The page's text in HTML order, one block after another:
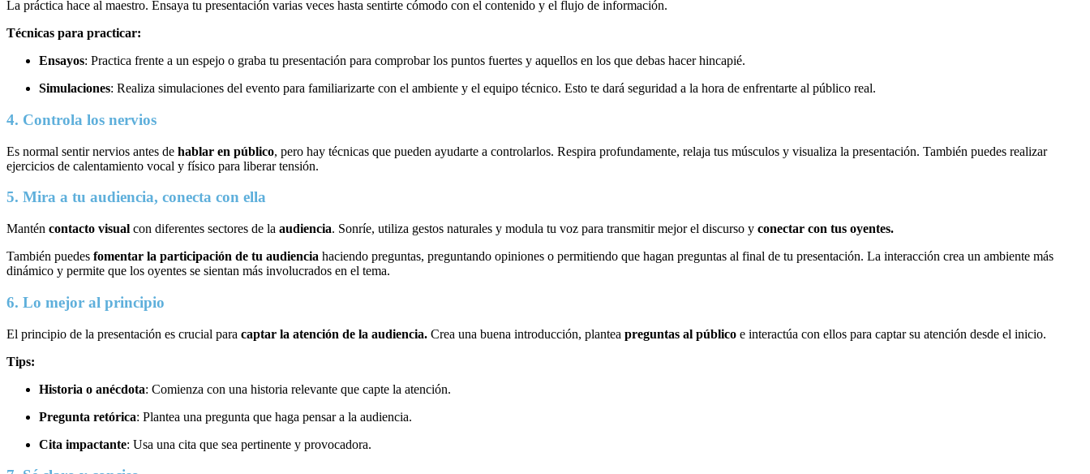
La práctica hace al maestro. Ensaya tu presentación varias veces hasta sentirte cómodo con el contenido y el flujo de información.
Técnicas para practicar:
Ensayos: Practica frente a un espejo o graba tu presentación para comprobar los puntos fuertes y aquellos en los que debas hacer hincapié.
Simulaciones: Realiza simulaciones del evento para familiarizarte con el ambiente y el equipo técnico. Esto te dará seguridad a la hora de enfrentarte al público real.
4. Controla los nervios
Es normal sentir nervios antes de hablar en público, pero hay técnicas que pueden ayudarte a controlarlos. Respira profundamente, relaja tus músculos y visualiza la presentación. También puedes realizar
ejercicios de calentamiento vocal y físico para liberar tensión.
5. Mira a tu audiencia, conecta con ella
Mantén contacto visual con diferentes sectores de la audiencia. Sonríe, utiliza gestos naturales y modula tu voz para transmitir mejor el discurso y conectar con tus oyentes.
También puedes fomentar la participación de tu audiencia haciendo preguntas, preguntando opiniones o permitiendo que hagan preguntas al final de tu presentación. La interacción crea un ambiente más
dinámico y permite que los oyentes se sientan más involucrados en el tema.
6. Lo mejor al principio
El principio de la presentación es crucial para captar la atención de la audiencia. Crea una buena introducción, plantea preguntas al público e interactúa con ellos para captar su atención desde el inicio.
Tips:
Historia o anécdota: Comienza con una historia relevante que capte la atención.
Pregunta retórica: Plantea una pregunta que haga pensar a la audiencia.
Cita impactante: Usa una cita que sea pertinente y provocadora.